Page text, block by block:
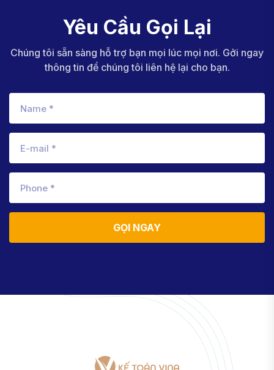
Yêu Cầu Gọi Lại
Chúng tôi sẵn sàng hỗ trợ bạn mọi lúc mọi nơi. Gởi ngay
thông tin để chúng tôi liên hệ lại cho bạn.
GỌI NGAY